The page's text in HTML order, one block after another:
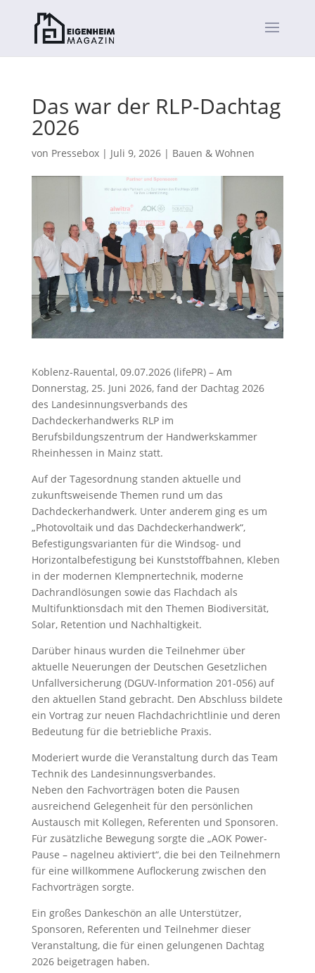
Das war der RLP-Dachtag
2026
von Pressebox| Juli 9, 2026| Bauen & Wohnen
Koblenz-Rauental, 09.07.2026 (lifePR) – Am
Donnerstag, 25. Juni 2026, fand der Dachtag 2026
des Landesinnungsverbands des
Dachdeckerhandwerks RLP im
Berufsbildungszentrum der Handwerkskammer
Rheinhessen in Mainz statt.
Auf der Tagesordnung standen aktuelle und
zukunftsweisende Themen rund um das
Dachdeckerhandwerk. Unter anderem ging es um
„Photovoltaik und das Dachdeckerhandwerk“,
Befestigungsvarianten für die Windsog- und
Horizontalbefestigung bei Kunststoffbahnen, Kleben
in der modernen Klempnertechnik, moderne
Dachrandlösungen sowie das Flachdach als
Multifunktionsdach mit den Themen Biodiversität,
Solar, Retention und Nachhaltigkeit.
Darüber hinaus wurden die Teilnehmer über
aktuelle Neuerungen der Deutschen Gesetzlichen
Unfallversicherung (DGUV-Information 201-056) auf
den aktuellen Stand gebracht. Den Abschluss bildete
ein Vortrag zur neuen Flachdachrichtlinie und deren
Bedeutung für die betriebliche Praxis.
Moderiert wurde die Veranstaltung durch das Team
Technik des Landesinnungsverbandes.
Neben den Fachvorträgen boten die Pausen
ausreichend Gelegenheit für den persönlichen
Austausch mit Kollegen, Referenten und Sponsoren.
Für zusätzliche Bewegung sorgte die „AOK Power-
Pause – nagelneu aktiviert“, die bei den Teilnehmern
für eine willkommene Auflockerung zwischen den
Fachvorträgen sorgte.
Ein großes Dankeschön an alle Unterstützer,
Sponsoren, Referenten und Teilnehmer dieser
Veranstaltung, die für einen gelungenen Dachtag
2026 beigetragen haben.